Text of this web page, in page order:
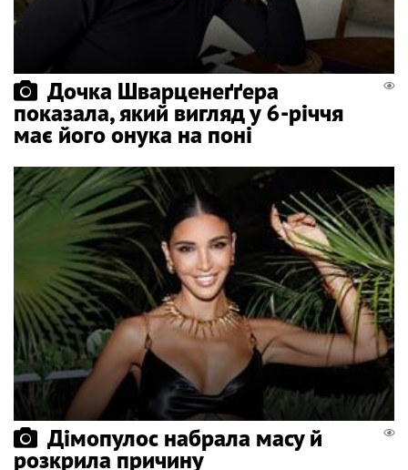
Дочка Шварценеґґера
показала, який вигляд у 6-річчя
має його онука на поні
Дімопулос набрала масу й
розкрила причину